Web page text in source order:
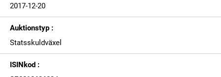
2017-12-20
Auktionstyp :
Statsskuldväxel
ISINkod :